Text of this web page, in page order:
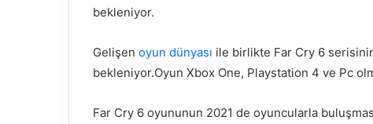
bekleniyor.
Gelişen oyun dünyası ile birlikte Far Cry 6
bekleniyor.Oyun Xbox One, Playstation 4 ve Pc
Far Cry 6 oyununun 2021 de oyuncularla